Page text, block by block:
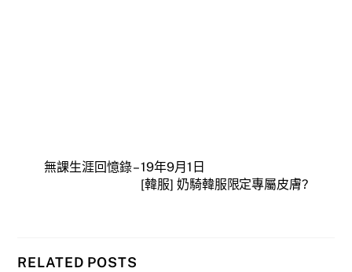
無課生涯回憶錄 – 19年9月1日
[韓服] 奶騎韓服限定專屬皮膚?
RELATED POSTS